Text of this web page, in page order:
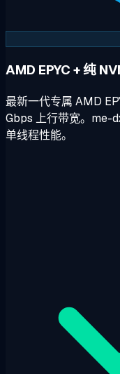
AMD EPYC + 纯
最新一代专属 AMD
Gbps 上行带宽。me-
单线程性能。